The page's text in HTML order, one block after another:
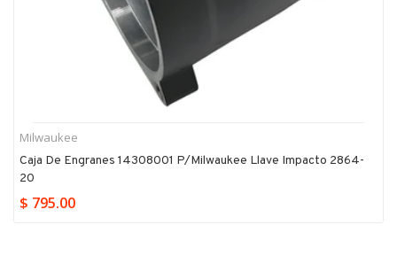
Milwaukee
Caja De Engranes 14308001 P/milwaukee Llave Impacto 2864-
20
$ 795.00